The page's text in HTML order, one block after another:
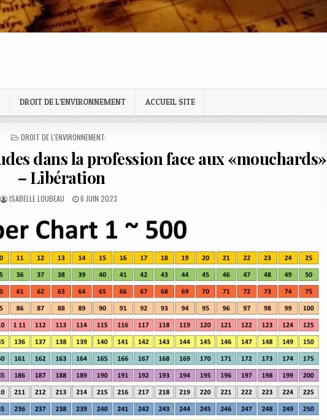
DROIT DE L’ENVIRONNEMENT ACCUEIL SITE
POSTED
DROIT DE L'ENVIRONNEMENT:
dans la profession face aux «mouchards»
– Libération
AUTHOR:
ISABELLE LOUBEAU
PUBLISHED
6 JUIN 2023